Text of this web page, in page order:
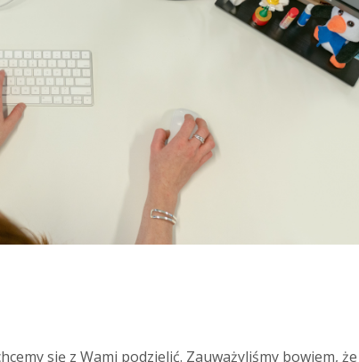
się z Wami podzielić. Zauważyliśmy bowiem, że